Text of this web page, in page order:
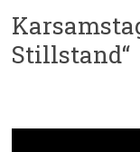
Stillstand“